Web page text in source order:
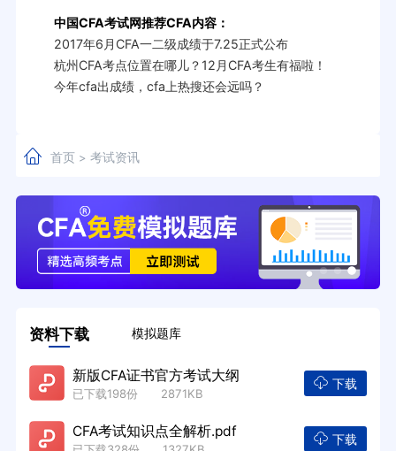
中国CFA考试网推荐CFA内容：
2017年6月CFA一二级成绩于7.25正式公布
杭州CFA考点位置在哪儿？12月CFA考生有福啦！
今年cfa出成绩，cfa上热搜还会远吗？
首页> 考试资讯
资料下载 模拟题库
新版CFA证书官方考试大纲
已下载198份 2871KB
下载
CFA考试知识点全解析.pdf 下载